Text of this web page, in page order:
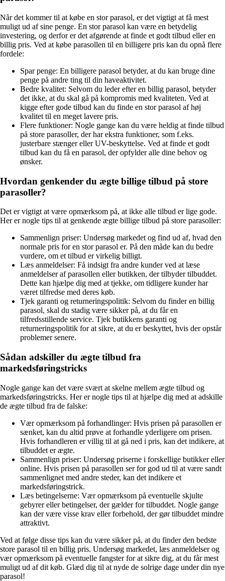
Når det kommer til at købe en stor parasol, er det vigtigt at få mest
muligt ud af sine penge. En stor parasol kan være en betydelig
investering, og derfor er det afgørende at finde et godt tilbud eller en
billig pris. Ved at købe parasollen til en billigere pris kan du opnå flere
fordele:
Spar penge: En billigere parasol betyder, at du kan bruge dine
penge på andre ting til din haveaktivitet.
Bedre kvalitet: Selvom du leder efter en billig parasol, betyder
det ikke, at du skal gå på kompromis med kvaliteten. Ved at
kigge efter gode tilbud kan du finde en stor parasol af høj
kvalitet til en meget lavere pris.
Flere funktioner: Nogle gange kan du være heldig at finde tilbud
på store parasoller, der har ekstra funktioner, som f.eks.
justerbare stænger eller UV-beskyttelse. Ved at finde et godt
tilbud kan du få en parasol, der opfylder alle dine behov og
ønsker.
Hvordan genkender du ægte billige tilbud på store
parasoller?
Det er vigtigt at være opmærksom på, at ikke alle tilbud er lige gode.
Her er nogle tips til at genkende ægte billige tilbud på store parasoller:
Sammenlign priser: Undersøg markedet og find ud af, hvad den
normale pris for en stor parasol er. På den måde kan du bedre
vurdere, om et tilbud er virkelig billigt.
Læs anmeldelser: Få indsigt fra andre kunder ved at læse
anmeldelser af parasollen eller butikken, der tilbyder tilbuddet.
Dette kan hjælpe dig med at tjekke, om tidligere kunder har
været tilfredse med deres køb.
Tjek garanti og returneringspolitik: Selvom du finder en billig
parasol, skal du stadig være sikker på, at du får en
tilfredsstillende service. Tjek butikkens garanti og
returneringspolitik for at sikre, at du er beskyttet, hvis der opstår
problemer senere.
Sådan adskiller du ægte tilbud fra
markedsføringstricks
Nogle gange kan det være svært at skelne mellem ægte tilbud og
markedsføringstricks. Her er nogle tips til at hjælpe dig med at adskille
de ægte tilbud fra de falske:
Vær opmærksom på forhandlinger: Hvis prisen på parasollen er
sænket, kan du altid prøve at forhandle yderligere om prisen.
Hvis forhandleren er villig til at gå ned i pris, kan det indikere, at
tilbuddet er ægte.
Sammenlign priser: Undersøg priserne i forskellige butikker eller
online. Hvis prisen på parasollen ser for god ud til at være sandt
sammenlignet med andre steder, kan det indikere et
markedsføringstrick.
Læs betingelserne: Vær opmærksom på eventuelle skjulte
gebyrer eller betingelser, der gælder for tilbuddet. Nogle gange
kan der være visse krav eller forbehold, der gør tilbuddet mindre
attraktivt.
Ved at følge disse tips kan du være sikker på, at du finder den bedste
store parasol til en billig pris. Undersøg markedet, læs anmeldelser og
vær opmærksom på eventuelle fangster for at sikre dig, at du får mest
muligt ud af dit køb. Glæd dig til at nyde de solrige dage under din nye
parasol!